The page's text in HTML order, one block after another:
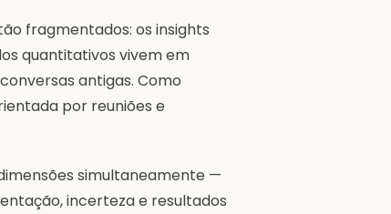
fragmentados: os insights
quantitativos vivem em
antigas. Como
por reuniões e
simultaneamente —
incerteza e resultados